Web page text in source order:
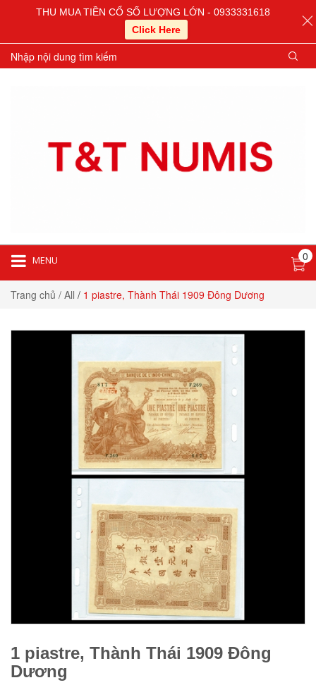
MENU 0
Trang chủ / All / 1 piastre, Thành Thái 1909 Đông Dương
1 piastre, Thành Thái 1909 Đông
Dương
THU MUA TIỀN CỔ SỐ LƯỢNG LỚN - 0933331618
Click Here